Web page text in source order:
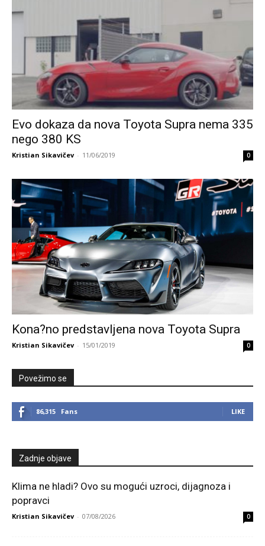
Evo dokaza da nova Toyota Supra nema 335
nego 380 KS
Kristian Sikavičev - 11/06/2019 0
Kona?no predstavljena nova Toyota Supra
Kristian Sikavičev - 15/01/2019 0
Povežimo se
86,315 Fans LIKE
Zadnje objave
Klima ne hladi? Ovo su mogući uzroci, dijagnoza i
popravci
Kristian Sikavičev - 07/08/2026 0